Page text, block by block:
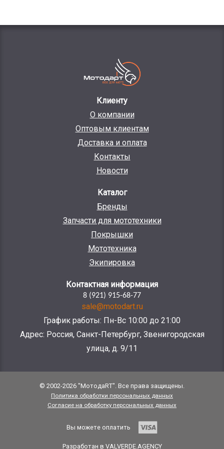
Клиенту
О компании
Оптовым клиентам
Доставка и оплата
Контакты
Новости
Каталог
Бренды
Запчасти для мототехники
Покрышки
Мототехника
Экипировка
Контактная информация
8 (921) 915-68-77
sale@motodart.ru
График работы: Пн-Вс 10:00 до 21:00
Адрес: Россия, Санкт-Петербург, Звенигородская
улица, д. 9/11
© 2002-2026 "МотодаRT". Все права защищены.
Политика обработки персональных данных
Согласие на обработку персональных данных
Вы можете оплатить
Разработан в VALVERDE.AGENCY